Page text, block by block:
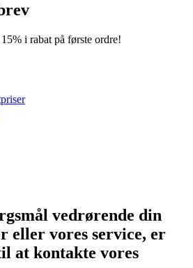
i rabat på første ordre!
vedrørende din
eller vores service, er
at kontakte vores